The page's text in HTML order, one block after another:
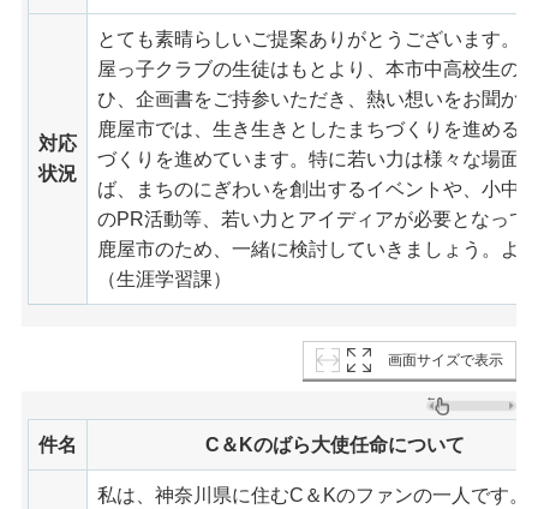
対応
状況
とても素晴らしいご提案ありがとうございます。
屋っ子クラブの生徒はもとより、本市中高校生の
ひ、企画書をご持参いただき、熱い想いをお聞か
鹿屋市では、生き生きとしたまちづくりを進める
づくりを進めています。特に若い力は様々な場面
ば、まちのにぎわいを創出するイベントや、小中
のPR活動等、若い力とアイディアが必要となって
鹿屋市のため、一緒に検討していきましょう。よ
（生涯学習課）
画面サイズで表示
件名 C＆Kのばら大使任命について
私は、神奈川県に住むC＆Kのファンの一人です。